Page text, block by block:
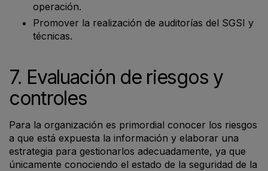
operación.
Promover la realización de auditorías del SGSI y
técnicas.
7. Evaluación de riesgos y
controles
Para la organización es primordial conocer los riesgos
a que está expuesta la información y elaborar una
estrategia para gestionarlos adecuadamente, ya que
únicamente conociendo el estado de la seguridad de la